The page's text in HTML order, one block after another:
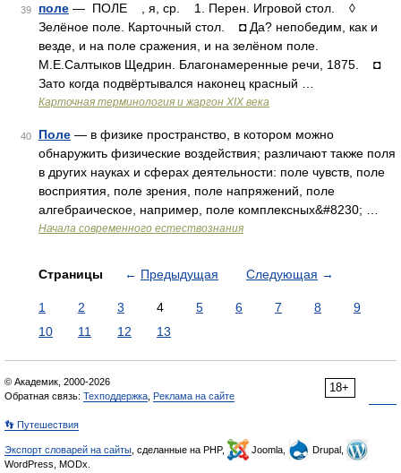
39 поле — ПОЛЕ , я, ср. 1. Перен. Игровой стол. ◊
Зелёное поле. Карточный стол. ◘ Да? непобедим, как и
везде, и на поле сражения, и на зелёном поле.
М.Е.Салтыков Щедрин. Благонамеренные речи, 1875. ◘
Зато когда подвёртывался наконец красный …
Карточная терминология и жаргон XIX века
40 Поле — в физике пространство, в котором можно
обнаружить физические воздействия; различают также поля
в других науках и сферах деятельности: поле чувств, поле
восприятия, поле зрения, поле напряжений, поле
алгебраическое, например, поле комплексных&#8230; …
Начала современного естествознания
Страницы ← Предыдущая Следующая →
1 2 3 4 5 6 7 8
9
10
11 12 13
18+
© Академик, 2000-2026
Обратная связь: Техподдержка Реклама на сайте
👣 Путешествия
Экспорт словарей на сайты , сделанные на PHP, Joomla,
Drupal,
WordPress, MODx.